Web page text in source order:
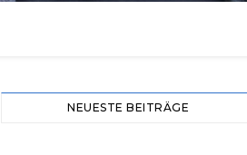
NEUESTE BEITRÄGE